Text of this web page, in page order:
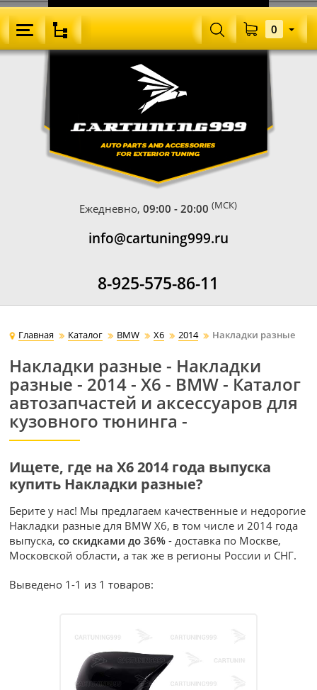
Ежедневно,09:00 - 20:00 (МСК)
info@cartuning999.ru
8-925-575-86-11
0
Главная Каталог BMW X6 2014 Накладки разные
Накладки разные - Накладки
разные - 2014 - X6 - BMW - Каталог
автозапчастей и аксессуаров для
кузовного тюнинга -
Ищете, где на X6 2014 года выпуска
купить Накладки разные?
Берите у нас! Мы предлагаем качественные и недорогие
Накладки разные для BMW X6, в том числе и 2014 года
выпуска,со скидками до 36% - доставка по Москве,
Московской области, а так же в регионы России и СНГ.
Выведено 1-1 из 1 товаров: